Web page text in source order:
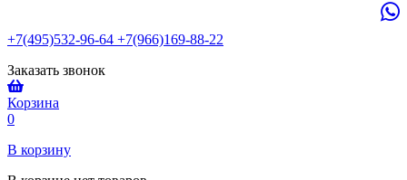
+7(495)532-96-64 +7(966)169-88-22
Заказать звонок
Корзина
0
В корзину